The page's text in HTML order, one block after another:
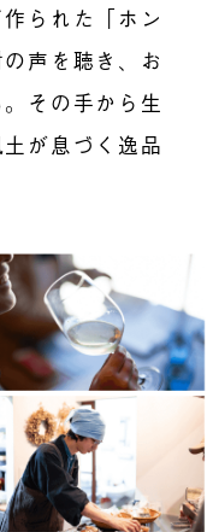
られた「ホン
声を聴き、お
その手から生
が息づく逸品